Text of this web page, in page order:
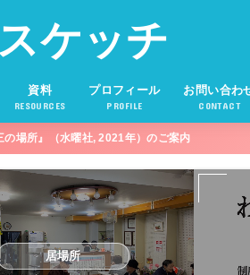
ケッチ
資料
RESOURCES
プロフィール
PROFILE
お問い合わ
CONTACT
の場所』（水曜社, 2021年）のご案内
居場所